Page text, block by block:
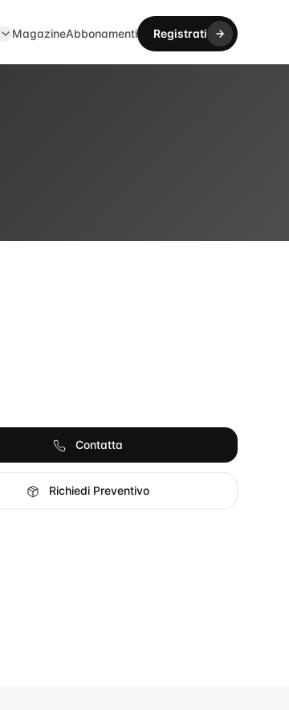
MagazineAbbonamenti Registrati
Contatta
Richiedi Preventivo